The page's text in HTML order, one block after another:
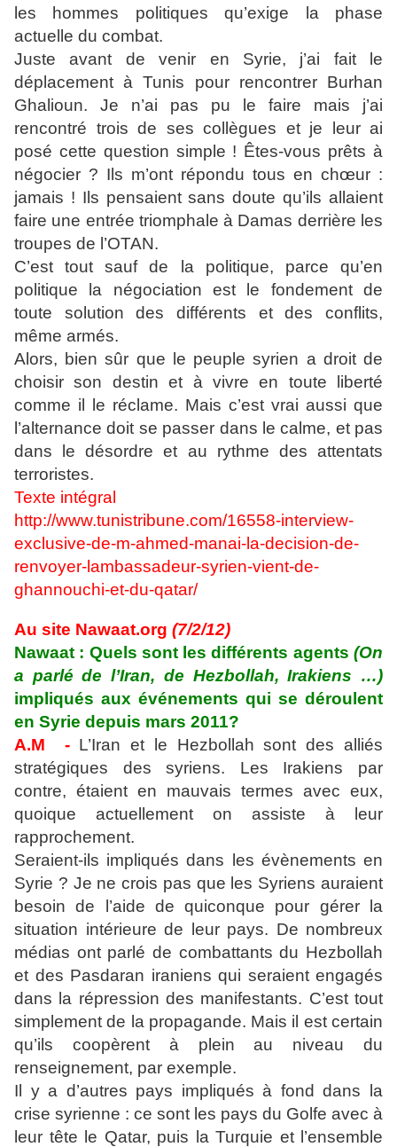
les hommes politiques qu’exige la phase
actuelle du combat.
Juste avant de venir en Syrie, j’ai fait le
déplacement à Tunis pour rencontrer Burhan
Ghalioun. Je n’ai pas pu le faire mais j’ai
rencontré trois de ses collègues et je leur ai
posé cette question simple ! Êtes-vous prêts à
négocier ? Ils m’ont répondu tous en chœur :
jamais ! Ils pensaient sans doute qu’ils allaient
faire une entrée triomphale à Damas derrière les
troupes de l’OTAN.
C’est tout sauf de la politique, parce qu’en
politique la négociation est le fondement de
toute solution des différents et des conflits,
même armés.
Alors, bien sûr que le peuple syrien a droit de
choisir son destin et à vivre en toute liberté
comme il le réclame. Mais c’est vrai aussi que
l’alternance doit se passer dans le calme, et pas
dans le désordre et au rythme des attentats
terroristes.
Texte intégral
http://www.tunistribune.com/16558-interview-
exclusive-de-m-ahmed-manai-la-decision-de-
renvoyer-lambassadeur-syrien-vient-de-
ghannouchi-et-du-qatar/
Au site Nawaat.org (7/2/12)
Nawaat : Quels sont les différents agents (On
a parlé de l’Iran, de Hezbollah, Irakiens …)
impliqués aux événements qui se déroulent
en Syrie depuis mars 2011?
A.M -L’Iran et le Hezbollah sont des alliés
stratégiques des syriens. Les Irakiens par
contre, étaient en mauvais termes avec eux,
quoique actuellement on assiste à leur
rapprochement.
Seraient-ils impliqués dans les évènements en
Syrie ? Je ne crois pas que les Syriens auraient
besoin de l’aide de quiconque pour gérer la
situation intérieure de leur pays. De nombreux
médias ont parlé de combattants du Hezbollah
et des Pasdaran iraniens qui seraient engagés
dans la répression des manifestants. C’est tout
simplement de la propagande. Mais il est certain
qu’ils coopèrent à plein au niveau du
renseignement, par exemple.
Il y a d’autres pays impliqués à fond dans la
crise syrienne : ce sont les pays du Golfe avec à
leur tête le Qatar, puis la Turquie et l’ensemble